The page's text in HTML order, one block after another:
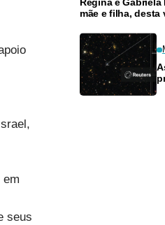
em
seus
Regina e
mãe e filha, desta